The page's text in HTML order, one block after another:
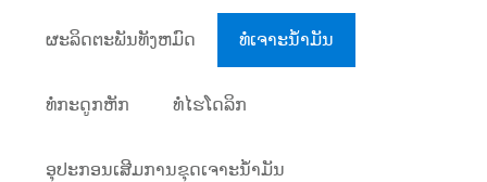
ຜະລິດຕະພັນທັງຫມົດ ທໍ່ເຈາະນ້ຳມັນ
ທໍ່ກະດູກຫັກ ທໍ່ໄຮໂດລິກ
ອຸປະກອນເສີມການຂຸດເຈາະນ້ໍາມັນ